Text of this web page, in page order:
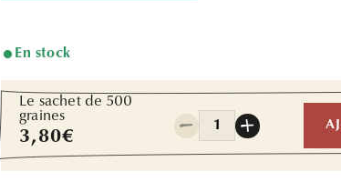
En stock
Le sachet de 500
graines
Prix
habituel
3,80€
Quantité
Réduire
la
quantité
Augmenter
la
quantité